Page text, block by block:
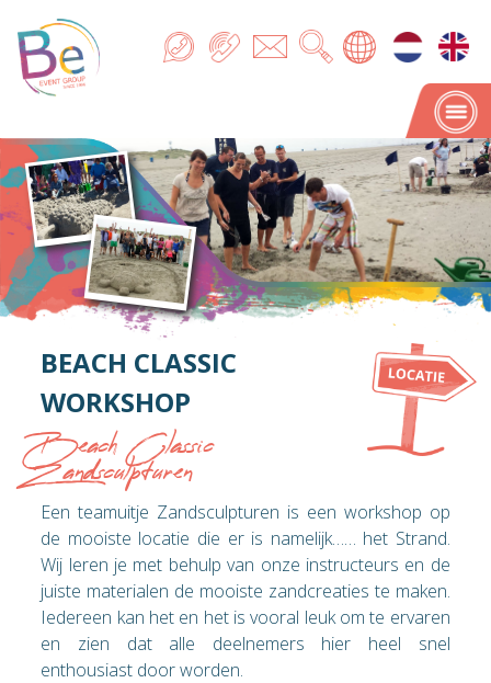
BEACH CLASSIC
WORKSHOP
Beach Classic
Zandsculpturen
Een teamuitje Zandsculpturen is een workshop op
de mooiste locatie die er is namelijk…… het Strand.
Wij leren je met behulp van onze instructeurs en de
juiste materialen de mooiste zandcreaties te maken.
Iedereen kan het en het is vooral leuk om te ervaren
en zien dat alle deelnemers hier heel snel
enthousiast door worden.